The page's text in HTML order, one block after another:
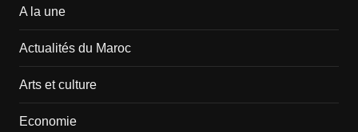
A la une
Actualités du Maroc
Arts et culture
Economie